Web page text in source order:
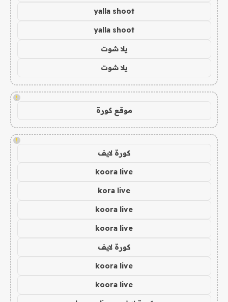
yalla shoot
yalla shoot
يلا شوت
يلا شوت
!
موقع كورة
!
كورة لايف
koora live
kora live
koora live
koora live
كورة لايف
koora live
koora live